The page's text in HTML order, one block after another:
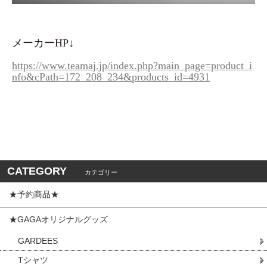
メーカーHP↓
https://www.teamaj.jp/index.php?main_page=product_i
nfo&cPath=172_208_234&products_id=4931
CATEGORY カテゴリー
★予約商品★
★GAGAオリジナルグッズ
GARDEES
Tシャツ